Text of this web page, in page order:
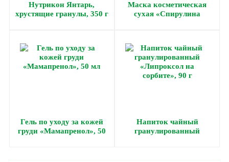
Нутрикон Янтарь,
хрустящие гранулы, 350 г
Маска косметическая
сухая «Спирулина
Гель по уходу за кожей
груди «Мамапренол», 50
Напиток чайный
гранулированный